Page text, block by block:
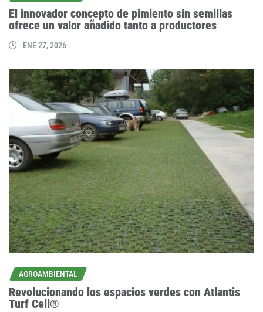
El innovador concepto de pimiento sin semillas
ofrece un valor añadido tanto a productores
ENE 27, 2026
AGROAMBIENTAL
Revolucionando los espacios verdes con Atlantis
Turf Cell®